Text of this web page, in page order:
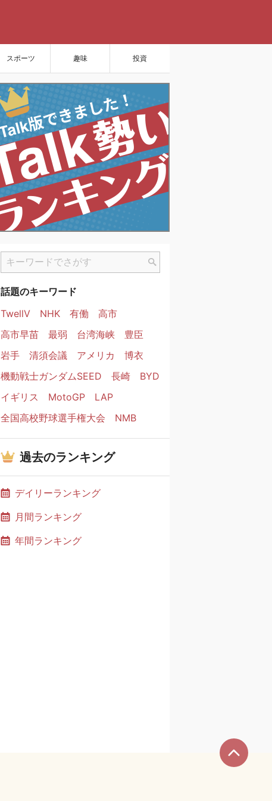
スポーツ 趣味 投資
話題のキーワード
TwellV
NHK 有働
高市
高市早苗
最弱 台湾海峡
豊臣
岩手
清須会議 アメリカ
博衣
機動戦士ガンダムSEED
長崎
BYD
イギリス
MotoGP
LAP
全国高校野球選手権大会
NMB
過去のランキング
デイリーランキング
月間ランキング
年間ランキング